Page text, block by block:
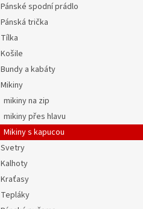
Pánské spodní prádlo
Pánská trička
Tílka
Košile
Bundy a kabáty
Mikiny
mikiny na zip
mikiny přes hlavu
Mikiny s kapucou
Svetry
Kalhoty
Kraťasy
Tepláky